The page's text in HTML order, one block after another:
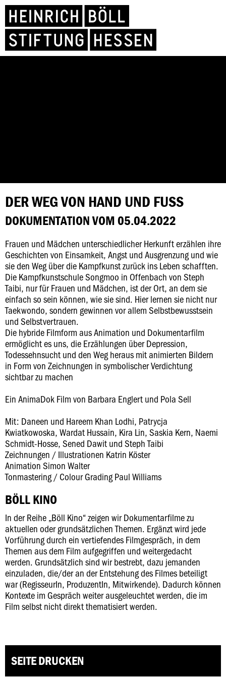
DER WEG VON HAND UND FUSS
DOKUMENTATION VOM 05.04.2022
Frauen und Mädchen unterschiedlicher Herkunft erzählen ihre
Geschichten von Einsamkeit, Angst und Ausgrenzung und wie
sie den Weg über die Kampfkunst zurück ins Leben schafften.
Die Kampfkunstschule Songmoo in Offenbach von Steph
Taibi, nur für Frauen und Mädchen, ist der Ort, an dem sie
einfach so sein können, wie sie sind. Hier lernen sie nicht nur
Taekwondo, sondern gewinnen vor allem Selbstbewusstsein
und Selbstvertrauen.
Die hybride Filmform aus Animation und Dokumentarfilm
ermöglicht es uns, die Erzählungen über Depression,
Todessehnsucht und den Weg heraus mit animierten Bildern
in Form von Zeichnungen in symbolischer Verdichtung
sichtbar zu machen
Ein AnimaDok Film von Barbara Englert und Pola Sell
Mit: Daneen und Hareem Khan Lodhi, Patrycja
Kwiatkowoska, Wardat Hussain, Kira Lin, Saskia Kern, Naemi
Schmidt-Hosse, Sened Dawit und Steph Taibi
Zeichnungen / Illustrationen Katrin Köster
Animation Simon Walter
Tonmastering / Colour Grading Paul Williams
BÖLL KINO
In der Reihe „Böll Kino“ zeigen wir Dokumentarfilme zu
aktuellen oder grundsätzlichen Themen. Ergänzt wird jede
Vorführung durch ein vertiefendes Filmgespräch, in dem
Themen aus dem Film aufgegriffen und weitergedacht
werden. Grundsätzlich sind wir bestrebt, dazu jemanden
einzuladen, die/der an der Entstehung des Filmes beteiligt
war (RegisseurIn, ProduzentIn, Mitwirkende). Dadurch können
Kontexte im Gespräch weiter ausgeleuchtet werden, die im
Film selbst nicht direkt thematisiert werden.
SEITE DRUCKEN